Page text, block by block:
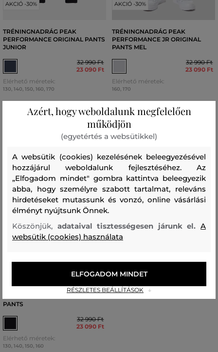
AKCIÓ -30%
TRÉNINGNADRÁG PEAK
PERFORMANCE ORIGINAL PANTS
JUNIOR
32 990 Ft
23 090 Ft
Elérhető méretek:
130, 140, 150, 160, 170
AKCIÓ -30%
TRÉNINGNADRÁG PEAK
PERFORMANCE JR ORIGINAL
PANTS MEL
32 990 Ft
23 090 Ft
Elérhető méretek:
160, 170
AKCIÓ -30%
TRÉNINGNADRÁG PEAK
PANTS
32 990 Ft
23 090 Ft
Elérhető méretek:
130, 140, 150, 160
Azért, hogy weboldalunk megfelelően
működjön
(egyetértés a websütikkel)
A websütik (cookies) kezelésének beleegyezésével
hozzájárul weboldalunk fejlesztéséhez. Az
„Elfogadom mindet" gombra kattintva beleegyezik
abba, hogy személyre szabott tartalmat, releváns
hirdetéseket mutassunk és vonzó, online vásárlási
élményt nyújtsunk Önnek.
Köszönjük, adataival tisztességesen járunk el.A
websütik (cookies) használata
RÉSZLETES BEÁLLÍTÁSOK
ELFOGADOM MINDET